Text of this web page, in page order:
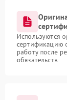
Используются
сертификацию
работу после
обязательств